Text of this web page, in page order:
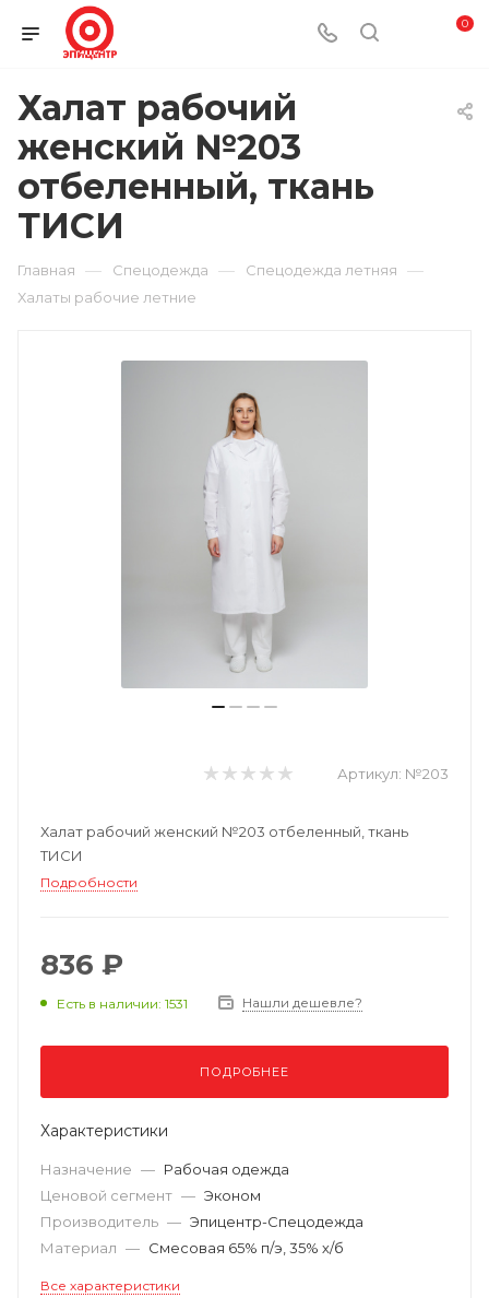
0
Халат рабочий
женский №203
отбеленный, ткань
ТИСИ
Главная — Спецодежда — Спецодежда летняя —
Халаты рабочие летние
Артикул: №203
Халат рабочий женский №203 отбеленный, ткань
ТИСИ
Подробности
836 ₽
Есть в наличии: 1531 Нашли дешевле?
ПОДРОБНЕЕ
Характеристики
Назначение — Рабочая одежда
Ценовой сегмент — Эконом
Производитель — Эпицентр-Спецодежда
Материал — Смесовая 65% п/э, 35% х/б
Все характеристики